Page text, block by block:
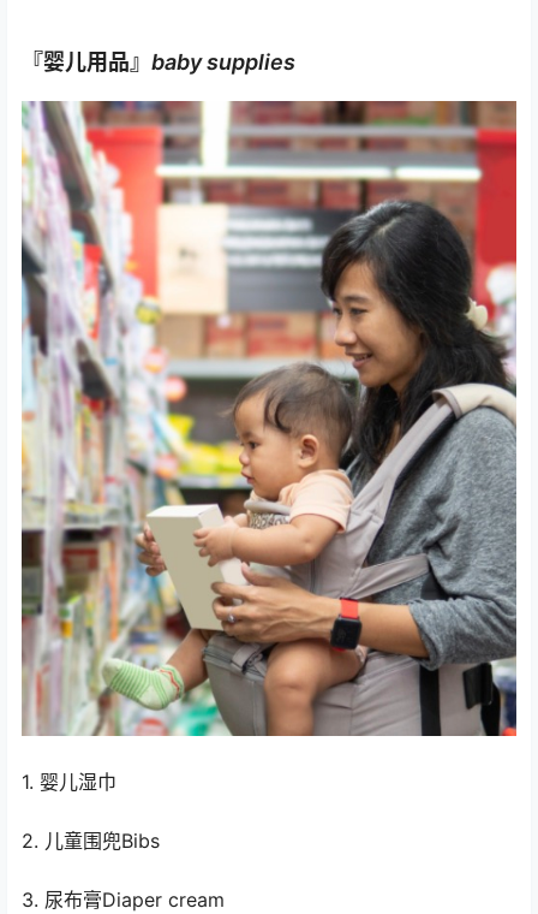
『婴儿用品』 baby supplies
1. 婴儿湿巾
2. 儿童围兜Bibs
3. 尿布膏Diaper cream